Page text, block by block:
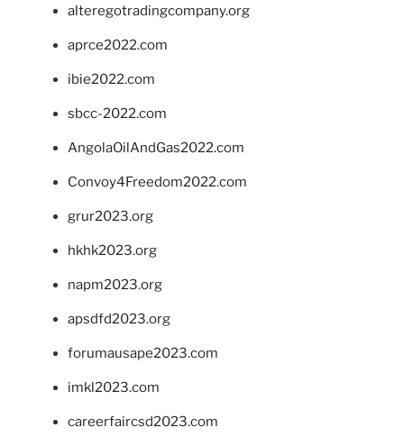
alteregotradingcompany.org
aprce2022.com
ibie2022.com
sbcc-2022.com
AngolaOilAndGas2022.com
Convoy4Freedom2022.com
grur2023.org
hkhk2023.org
napm2023.org
apsdfd2023.org
forumausape2023.com
imkl2023.com
careerfaircsd2023.com